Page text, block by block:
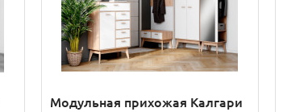
Модульная прихожая Калгари